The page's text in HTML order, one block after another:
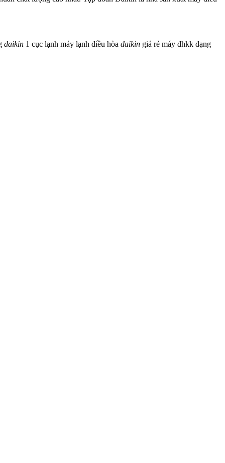
daikin 1 cục lạnh máy lạnh điều hòa daikin giá rẻ máy đhkk dạng